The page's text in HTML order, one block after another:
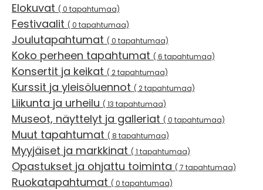
Elokuvat ( 0 tapahtumaa)
Festivaalit ( 0 tapahtumaa)
Joulutapahtumat ( 0 tapahtumaa)
Koko perheen tapahtumat ( 6 tapahtumaa)
Konsertit ja keikat ( 2 tapahtumaa)
Kurssit ja yleisöluennot ( 2 tapahtumaa)
Liikunta ja urheilu ( 13 tapahtumaa)
Museot, näyttelyt ja galleriat ( 0 tapahtumaa)
Muut tapahtumat ( 8 tapahtumaa)
Myyjäiset ja markkinat ( 1 tapahtumaa)
Opastukset ja ohjattu toiminta ( 7 tapahtumaa)
Ruokatapahtumat ( 0 tapahtumaa)